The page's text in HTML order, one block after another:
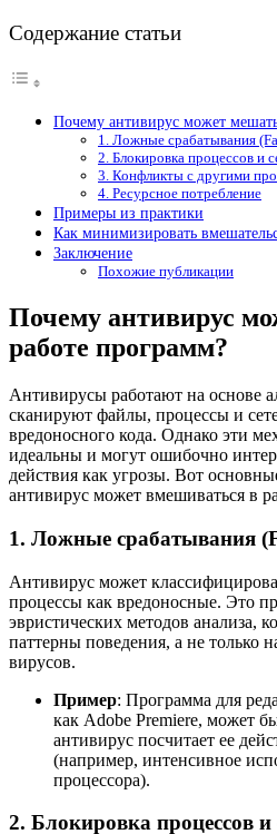
Содержание статьи
Почему антивирус может
1. Ложные срабатывания
2. Блокировка процессов и
3. Конфликты с другими
4. Ресурсное потребление
Примеры из практики
Как минимизировать
Заключение
Похожие публикации
Почему антивирус
работе программ?
Антивирусы работают на основе
сканируют файлы, процессы и
вредоносного кода. Однако эти
идеальны и могут ошибочно
действия как угрозы. Вот
антивирус может вмешиваться в
1. Ложные срабатывания
Антивирус может
процессы как вредоносные. Это
эвристических методов анализа,
паттерны поведения, а не только
вирусов.
Пример: Программа для
как Adobe Premiere, может
антивирус посчитает ее
(например, интенсивное
процессора).
2. Блокировка процессов и